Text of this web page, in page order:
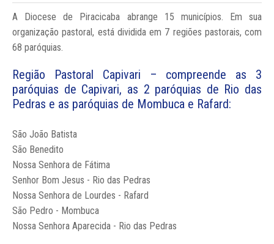
A Diocese de Piracicaba abrange 15 municípios. Em sua
organização pastoral, está dividida em 7 regiões pastorais, com
68 paróquias.
Região Pastoral Capivari – compreende as 3
paróquias de Capivari, as 2 paróquias de Rio das
Pedras e as paróquias de Mombuca e Rafard:
São João Batista
São Benedito
Nossa Senhora de Fátima
Senhor Bom Jesus - Rio das Pedras
Nossa Senhora de Lourdes - Rafard
São Pedro - Mombuca
Nossa Senhora Aparecida - Rio das Pedras